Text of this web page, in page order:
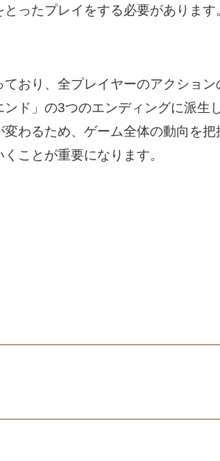
ったプレイをする必要があります
おり、全プレイヤーのアクショ
ド」の3つのエンディングに派生
わるため、ゲーム全体の動向を
ことが重要になります。